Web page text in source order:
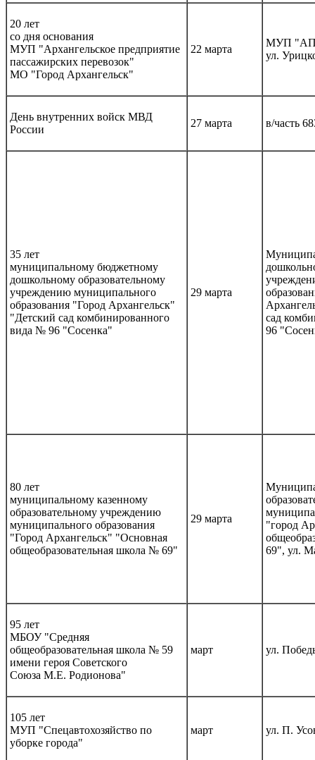
20 лет
со дня основания
МУП "Архангельское предприятие
пассажирских перевозок"
МО "Город Архангельск"
22 марта
МУП
ул.
День внутренних войск МВД
России
27 марта в/часть
35 лет
муниципальному бюджетному
дошкольному образовательному
учреждению муниципального
образования "Город Архангельск"
"Детский сад комбинированного
вида № 96 "Сосенка"
29 марта
сад
96
80 лет
муниципальному казенному
образовательному учреждению
муниципального образования
"Город Архангельск" "Основная
общеобразовательная школа № 69"
29 марта
"город
69", ул.
95 лет
МБОУ "Средняя
общеобразовательная школа № 59
имени героя Советского
Союза М.Е. Родионова"
март ул.
105 лет
МУП "Спецавтохозяйство по
уборке города"
март ул. П.